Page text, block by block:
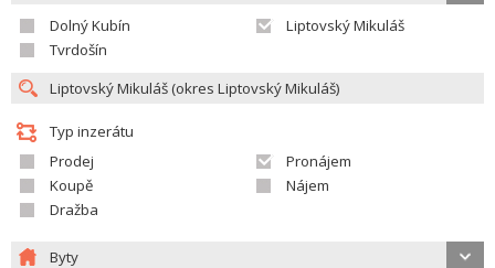
Dolný Kubín
Liptovský Mikuláš
Tvrdošín
Typ inzerátu
Prodej
Pronájem
Koupě
Nájem
Dražba
Byty